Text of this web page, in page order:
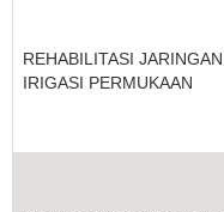
REHABILITASI JARINGAN
IRIGASI PERMUKAAN